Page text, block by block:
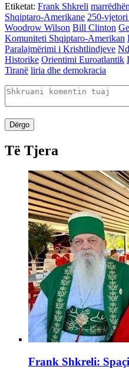
Etiketat: Frank Shkreli
Shqiptaro-Amerikane 250-
Woodrow Wilson Bill Clinton
Komuniteti Shqiptaro-Amerikan
Paralajmërimi i Krishtlindjeve
Historike Orientimi Euroatlantik
Tiranë liria dhe demokracia
Dërgo
Të Tjera
Frank Shkreli: